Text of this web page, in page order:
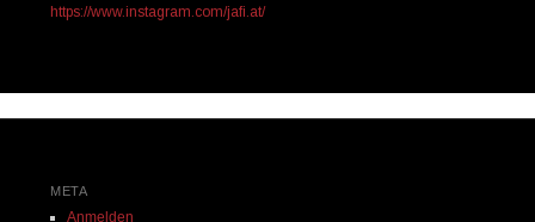
https://www.instagram.com/jafi.at/
META
Anmelden